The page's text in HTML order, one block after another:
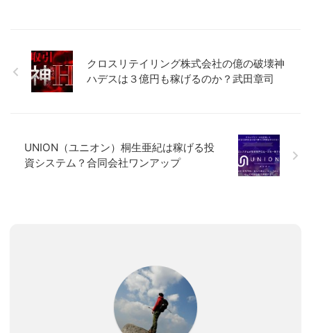
クロスリテイリング株式会社の億の破壊神
ハデスは３億円も稼げるのか？武田章司
UNION（ユニオン）桐生亜紀は稼げる投
資システム？合同会社ワンアップ